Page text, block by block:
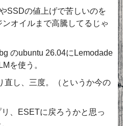
SSDの値上げで苦しいのを
オイルまで高騰してるじゃ
のubuntu 26.04にLemodade
を使う。
直し、三度。（というか今の
、ESETに戻ろうかと思っ